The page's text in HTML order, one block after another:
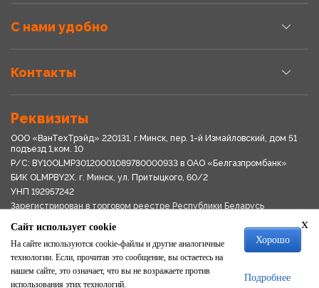
С нами удобно
Контакты
Реквизиты
ООО «ВанТехТрэйд» 220131, г.Минск, пер. 1-й Измайловский, дом 51
подъезд 1,ком. 10
Р/С: BY10OLMP30120001089780000933 в OАО «Белгазпромбанк»
БИК OLMPBY2X. г. Минск, ул. Притыцкого, 60/2
УНП 192957242
Зарегистрирован в торговом реестре Республики Беларусь
Свидетельство о регистрации № 192957242выдано 18.08.2017
Мингориспоплком
Политика обработки персональных данных
Положение о системе видеонаблюдения
Политика в отношении обработки файлов cookie
x
Сайт использует cookie
На сайте используются cookie-файлы и другие аналогичные
технологии. Если, прочитав это сообщение, вы остаетесь на
нашем сайте, это означает, что вы не возражаете против
использования этих технологий.
Хорошо
Подробнее